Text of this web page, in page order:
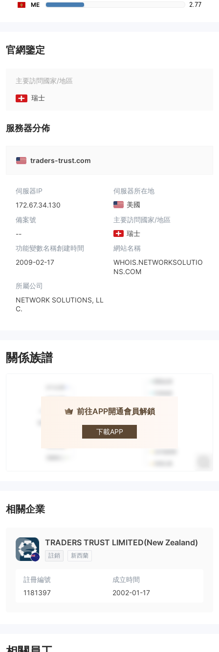
ME 2.77
官網鑒定
主要訪問國家/地區
瑞士
服務器分佈
traders-trust.com
伺服器IP
172.67.34.130
伺服器所在地
美國
備案號
--
主要訪問國家/地區
瑞士
功能變數名稱創建時間
2009-02-17
網站名稱
WHOIS.NETWORKSOLUTIO
NS.COM
所屬公司
NETWORK SOLUTIONS, LL
C.
關係族譜
前往APP開通會員解鎖
下載APP
相關企業
TRADERS TRUST LIMITED(New Zealand)
註銷 新西蘭
註冊編號
1181397
成立時間
2002-01-17